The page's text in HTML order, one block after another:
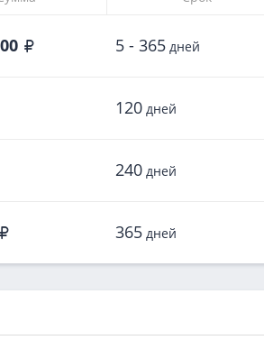
5 - 365 дней
120 дней
240 дней
365 дней